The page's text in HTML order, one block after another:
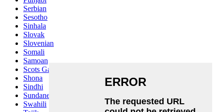
Serbian
Sesotho
Sinhala
Slovak
Slovenian
Somali
Samoan
Scots Gaelic
Shona
Sindhi
Sundanese
Swahili